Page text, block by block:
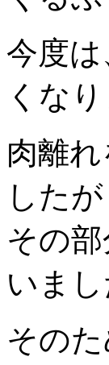
今度
くなり
肉離
したが
その
いまし
その